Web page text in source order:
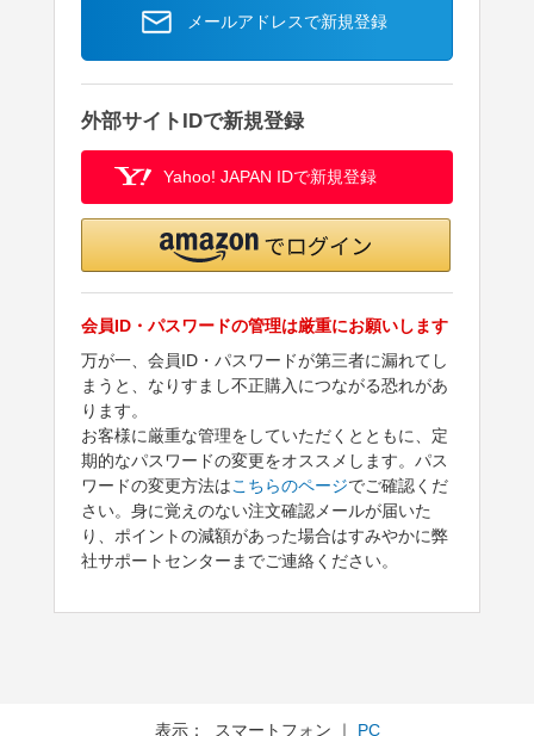
メールアドレスで新規登録
外部サイトIDで新規登録
Yahoo! JAPAN IDで新規登録
会員ID・パスワードの管理は厳重にお願いします
万が一、会員ID・パスワードが第三者に漏れてし
まうと、なりすまし不正購入につながる恐れがあ
ります。
お客様に厳重な管理をしていただくとともに、定
期的なパスワードの変更をオススメします。パス
ワードの変更方法はこちらのページでご確認くだ
さい。身に覚えのない注文確認メールが届いた
り、ポイントの減額があった場合はすみやかに弊
社サポートセンターまでご連絡ください。
表示： スマートフォン ｜ PC